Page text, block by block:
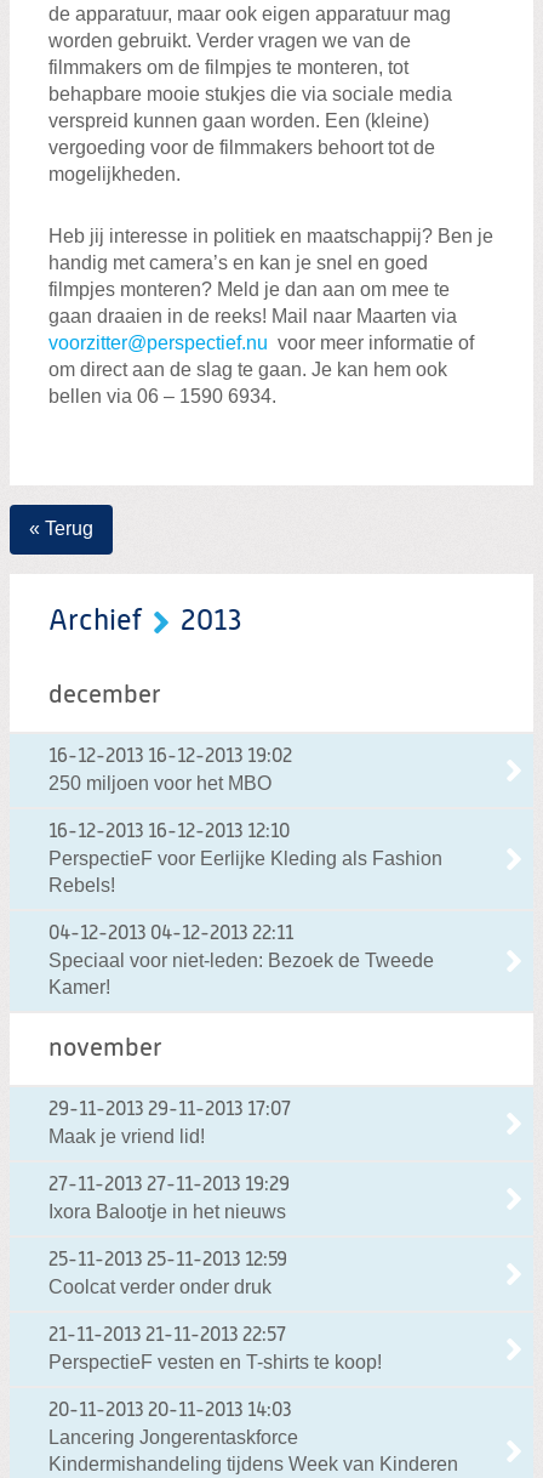
de apparatuur, maar ook eigen apparatuur mag
worden gebruikt. Verder vragen we van de
filmmakers om de filmpjes te monteren, tot
behapbare mooie stukjes die via sociale media
verspreid kunnen gaan worden. Een (kleine)
vergoeding voor de filmmakers behoort tot de
mogelijkheden.
Heb jij interesse in politiek en maatschappij? Ben je
handig met camera’s en kan je snel en goed
filmpjes monteren? Meld je dan aan om mee te
gaan draaien in de reeks! Mail naar Maarten via
voorzitter@perspectief.nu voor meer informatie of
om direct aan de slag te gaan. Je kan hem ook
bellen via 06 – 1590 6934.
« Terug
Archief 2013
december
16-12-2013 16-12-2013 19:02
250 miljoen voor het MBO
16-12-2013 16-12-2013 12:10
PerspectieF voor Eerlijke Kleding als Fashion
Rebels!
04-12-2013 04-12-2013 22:11
Speciaal voor niet-leden: Bezoek de Tweede
Kamer!
november
29-11-2013 29-11-2013 17:07
Maak je vriend lid!
27-11-2013 27-11-2013 19:29
Ixora Balootje in het nieuws
25-11-2013 25-11-2013 12:59
Coolcat verder onder druk
21-11-2013 21-11-2013 22:57
PerspectieF vesten en T-shirts te koop!
20-11-2013 20-11-2013 14:03
Lancering Jongerentaskforce
Kindermishandeling tijdens Week van Kinderen